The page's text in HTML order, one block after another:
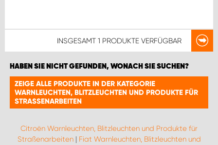
INSGESAMT 1 PRODUKTE VERFÜGBAR
HABEN SIE NICHT GEFUNDEN, WONACH SIE SUCHEN?
ZEIGE ALLE PRODUKTE IN DER KATEGORIE
WARNLEUCHTEN, BLITZLEUCHTEN UND PRODUKTE FÜR
STRASSENARBEITEN
Citroën Warnleuchten, Blitzleuchten und Produkte für
Straßenarbeiten| Fiat Warnleuchten, Blitzleuchten und